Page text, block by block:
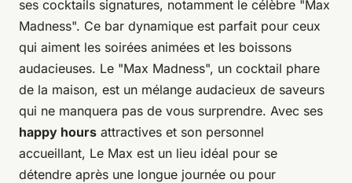
ses cocktails signatures, notamment le célèbre "Max
Madness". Ce bar dynamique est parfait pour ceux
qui aiment les soirées animées et les boissons
audacieuses. Le "Max Madness", un cocktail phare
de la maison, est un mélange audacieux de saveurs
qui ne manquera pas de vous surprendre. Avec ses
happy hours attractives et son personnel
accueillant, Le Max est un lieu idéal pour se
détendre après une longue journée ou pour